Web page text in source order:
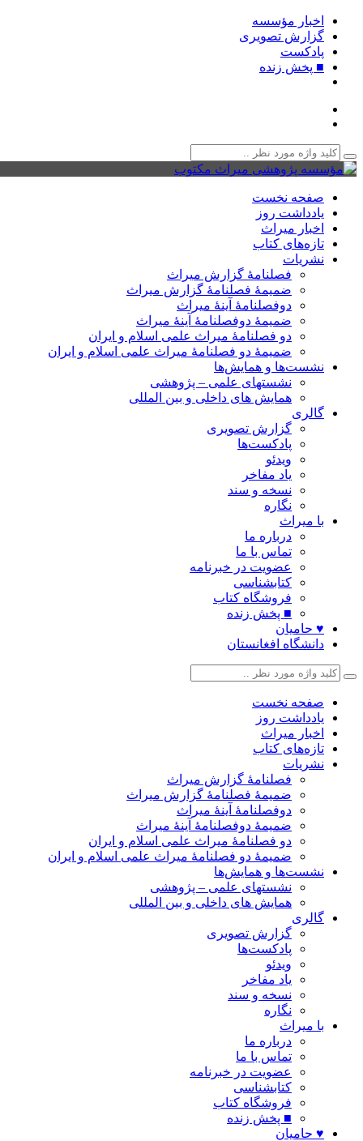
اخبار مؤسسه
گزارش تصویری
پادکست‌
■ پخش زنده
صفحه نخست
یادداشت روز
اخبار میراث
تازه‌های کتاب
نشریات
فصلنامۀ گزارش میراث
ضمیمۀ فصلنامۀ گزارش میراث
دوفصلنامۀ آینۀ میراث
ضمیمۀ دوفصلنامۀ آینۀ میراث
دو فصلنامۀ میراث علمی اسلام و ایران
ضمیمۀ دو فصلنامۀ میراث علمی اسلام و ایران
نشست‌ها و همایش‌ها
نشستهای علمی – پژوهشی
همایش های داخلی و بین المللی
گالری
گزارش تصویری
پادکست‌ها
ویدئو
یاد مفاخر
نسخه و سند
نگاره
با میراث
درباره ما
تماس با ما
عضویت در خبرنامه
کتابشناسی
فروشگاه کتاب
■ پخش زنده
♥ حامیان
دانشگاه افغانستان
صفحه نخست
یادداشت روز
اخبار میراث
تازه‌های کتاب
نشریات
فصلنامۀ گزارش میراث
ضمیمۀ فصلنامۀ گزارش میراث
دوفصلنامۀ آینۀ میراث
ضمیمۀ دوفصلنامۀ آینۀ میراث
دو فصلنامۀ میراث علمی اسلام و ایران
ضمیمۀ دو فصلنامۀ میراث علمی اسلام و ایران
نشست‌ها و همایش‌ها
نشستهای علمی – پژوهشی
همایش های داخلی و بین المللی
گالری
گزارش تصویری
پادکست‌ها
ویدئو
یاد مفاخر
نسخه و سند
نگاره
با میراث
درباره ما
تماس با ما
عضویت در خبرنامه
کتابشناسی
فروشگاه کتاب
■ پخش زنده
♥ حامیان